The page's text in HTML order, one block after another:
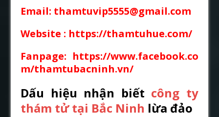
Email: thamtuvip5555@gmail.com
Website : https://thamtuhue.com/
Fanpage: https://www.facebook.co
m/thamtubacninh.vn/
Dấu hiệu nhận biết công ty
thám tử tại Bắc Ninh lừa đảo